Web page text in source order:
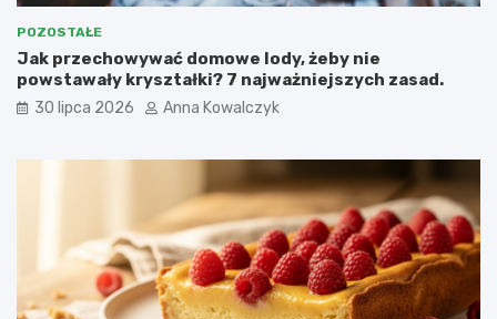
POZOSTAŁE
Jak przechowywać domowe lody, żeby nie
powstawały kryształki? 7 najważniejszych zasad.
30 lipca 2026 Anna Kowalczyk